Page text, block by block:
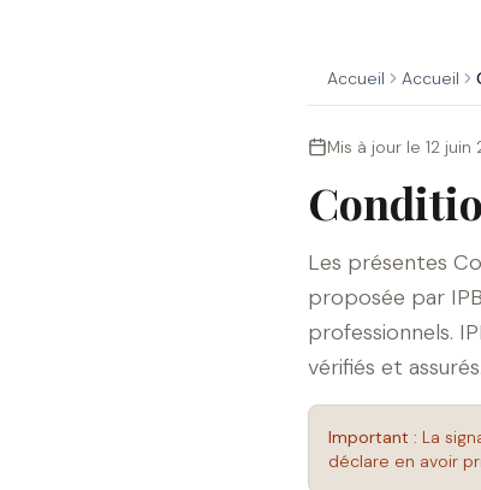
Accueil Accueil
Mis à jour le 12 juin
Les présentes
proposée par
professionnels.
vérifiés et assurés.
Important : La
déclare en avoir